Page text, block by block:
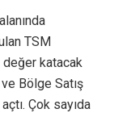
TSM
katacak
Bölge Satış
Çok sayıda